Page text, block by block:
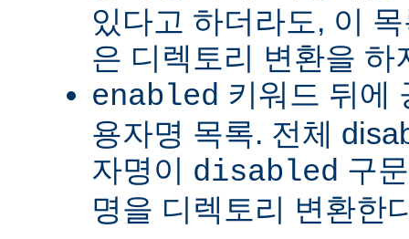
있다고 하더라도, 이
은 디렉토리 변환을
enabled 키워드 뒤에
용자명 목록. 전체
자명이 disabled 구
명을 디렉토리 변환한